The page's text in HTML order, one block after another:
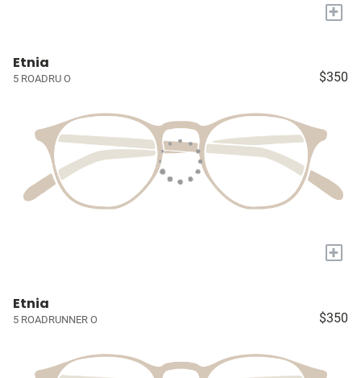
+
Etnia
5 ROADRU O $350
+
Etnia
5 ROADRUNNER O $350